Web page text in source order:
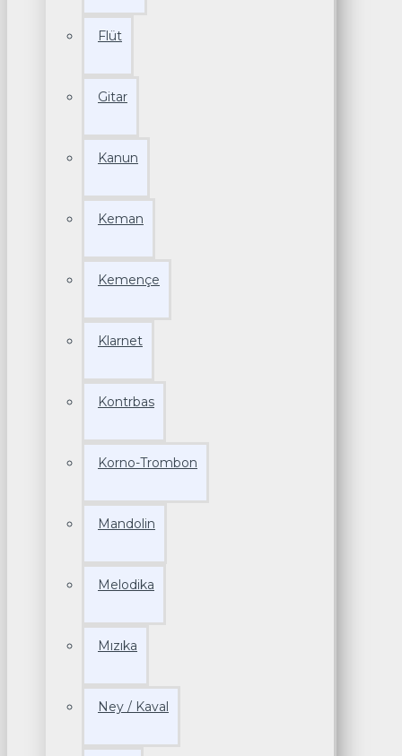
Flüt
Gitar
Kanun
Keman
Kemençe
Klarnet
Kontrbas
Korno-Trombon
Mandolin
Melodika
Mızıka
Ney / Kaval